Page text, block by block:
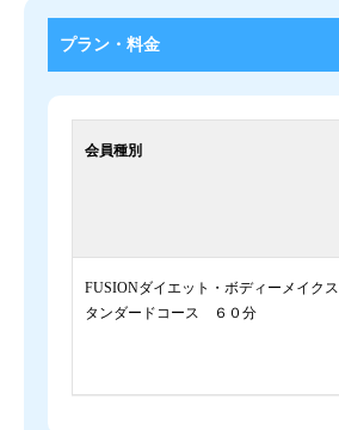
プラン・料金
会員種別
FUSIONダイエット・ボディーメイクス
タンダードコース ６０分